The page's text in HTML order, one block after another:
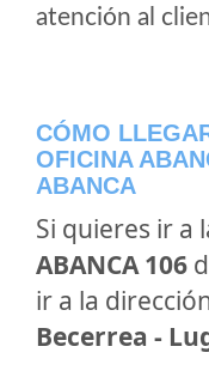
atención al
CÓMO
OFICINA
ABANCA
Si quieres ir a
ABANCA 106
ir a la
Becerrea -